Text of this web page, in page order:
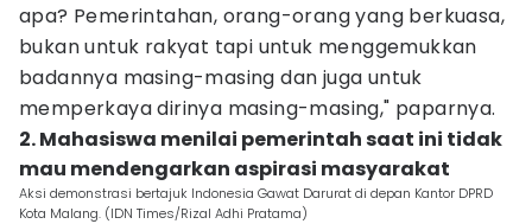
apa? Pemerintahan, orang-orang yang berkuasa,
bukan untuk rakyat tapi untuk menggemukkan
badannya masing-masing dan juga untuk
memperkaya dirinya masing-masing," paparnya.
2. Mahasiswa menilai pemerintah saat ini tidak
mau mendengarkan aspirasi masyarakat
Aksi demonstrasi bertajuk Indonesia Gawat Darurat di depan Kantor DPRD
Kota Malang. (IDN Times/Rizal Adhi Pratama)